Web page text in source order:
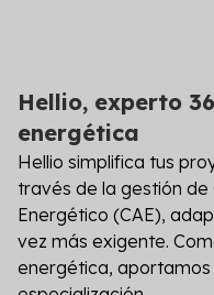
Hellio, experto
energética
Hellio simplifica tus
través de la gestión
Energético (CAE),
vez más exigente.
energética,